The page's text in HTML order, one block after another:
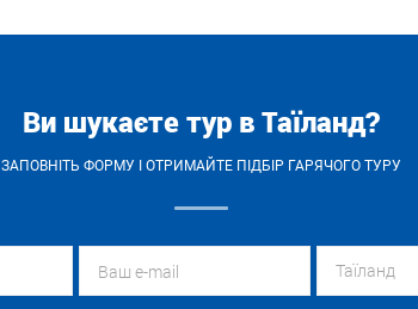
Ви шукаєте тур в Таїланд?
ЗАПОВНІТЬ ФОРМУ І ОТРИМАЙТЕ ПІДБІР ГАРЯЧОГО ТУРУ
Таїланд